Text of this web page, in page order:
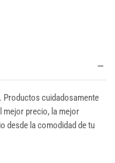
Productos cuidadosamente
mejor precio, la mejor
desde la comodidad de tu